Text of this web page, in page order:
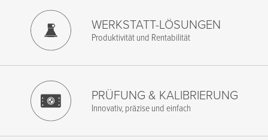
WERKSTATT-LÖSUNGEN
Produktivität und Rentabilität
PRÜFUNG & KALIBRIERUNG
Innovativ, präzise und einfach